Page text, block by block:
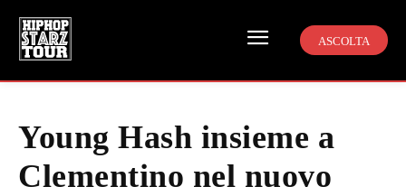
ASCOLTA
Young Hash insieme a
Clementino nel nuovo